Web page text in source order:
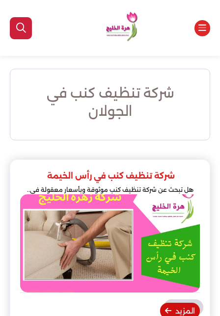
شركة تنظيف كنب في
الجولان
شركة تنظيف كنب في رأس الخيمة
هل تبحث عن شركة تنظيف كنب موثوقة وبأسعار معقولة في..
المزيد